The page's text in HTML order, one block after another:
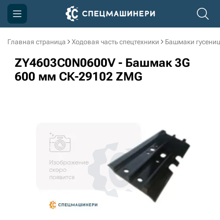
Главная страница Ходовая часть спецтехники Башмаки гусениц
ZY4603C0N0600V - Башмак 3G
600 мм СК-29102 ZMG
Компания
Акции
3D тур по производству
3D тур по складам
sksale@skdst.ru